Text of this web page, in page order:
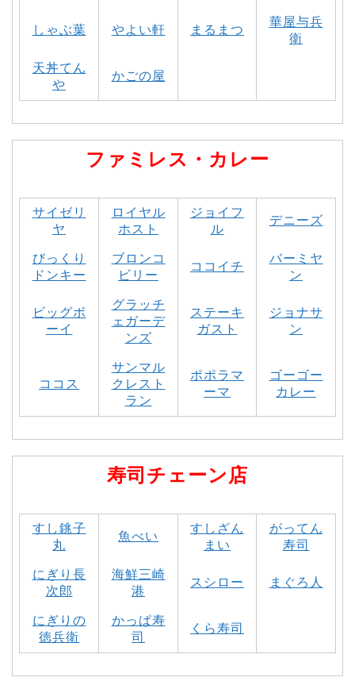
しゃぶ葉 やよい軒 まるまつ
華屋与兵
衛
天丼てん
や
かごの屋
ファミレス・カレー
サイゼリ
ヤ
ロイヤル
ホスト
ジョイフ
ル
デニーズ
びっくり
ドンキー
ブロンコ
ビリー
ココイチ
バーミヤ
ン
ビッグボ
ーイ
グラッチ
ェガーデ
ンズ
ステーキ
ガスト
ジョナサ
ン
ココス
サンマル
クレスト
ラン
ポポラマ
ーマ
ゴーゴー
カレー
寿司チェーン店
すし銚子
丸
魚べい
すしざん
まい
がってん
寿司
にぎり長
次郎
海鮮三崎
港
スシロー まぐろ人
にぎりの
徳兵衛
かっぱ寿
司
くら寿司